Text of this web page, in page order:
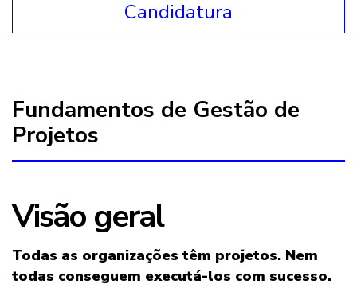
Candidatura
Fundamentos de Gestão de
Projetos
Visão geral
Todas as organizações têm projetos. Nem
todas conseguem executá-los com sucesso.